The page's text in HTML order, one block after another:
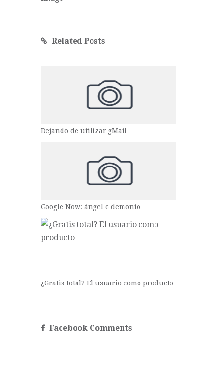
Related Posts
Dejando de utilizar gMail
Google Now: ángel o demonio
¿Gratis total? El usuario como producto
Facebook Comments